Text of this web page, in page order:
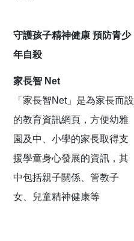
守護孩⼦精神健康 預防⻘少
年⾃殺
家長智 Net
「家長智Net」是為家長而設
的教育資訊網頁，方便幼雅
園及中、小學的家長取得支
援學童身心發展的資訊，其
中包括親子關係、管教子
女、兒童精神健康等